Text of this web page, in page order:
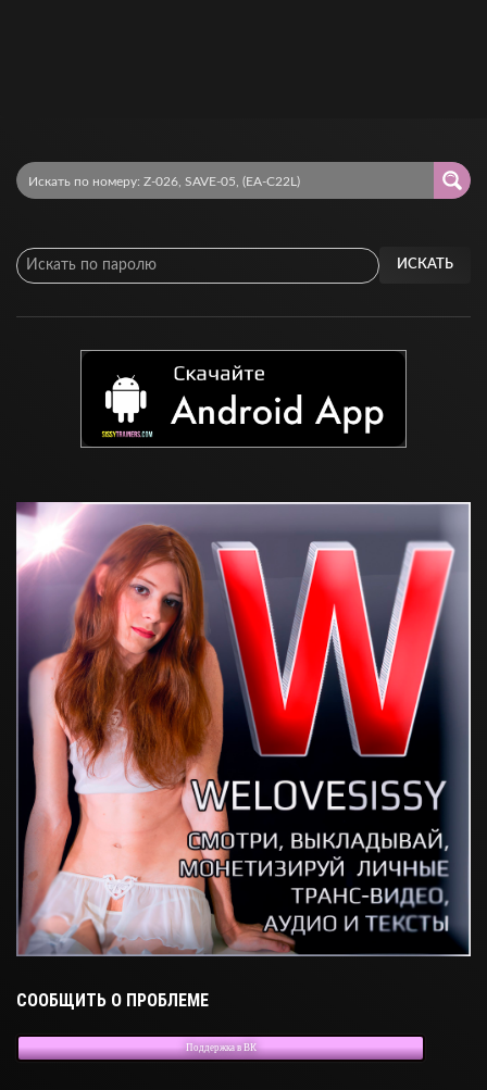
ИСКАТЬ
СООБЩИТЬ О ПРОБЛЕМЕ
Поддержка в ВК